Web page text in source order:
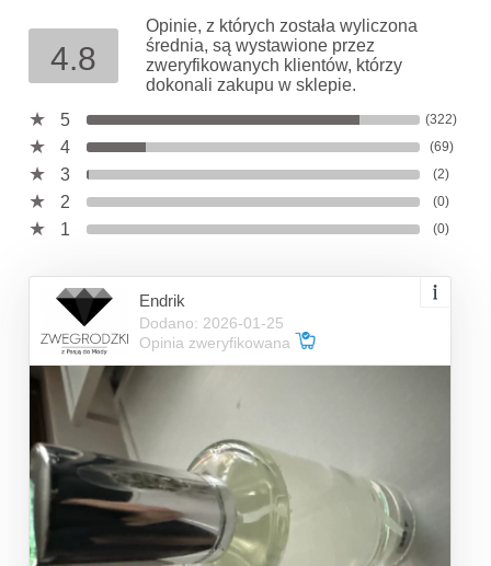
4.8
Opinie, z których została wyliczona
średnia, są wystawione przez
zweryfikowanych klientów, którzy
dokonali zakupu w sklepie.
5
(322)
4 (69)
3 (2)
2 (0)
1 (0)
Endrik
Dodano: 2026-01-25
Opinia zweryfikowana